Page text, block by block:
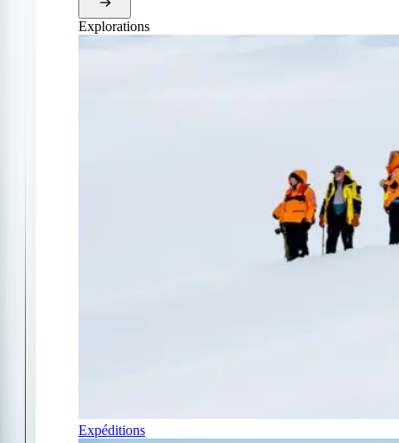
Explorations
Expéditions